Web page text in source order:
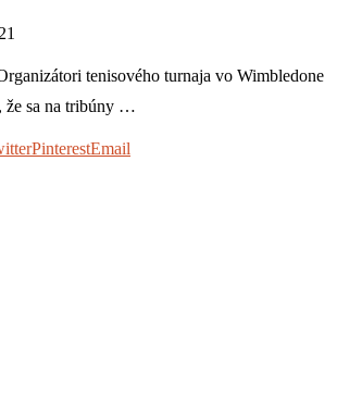
tenisového turnaja vo Wimbledone
že sa na tribúny …
PinterestEmail